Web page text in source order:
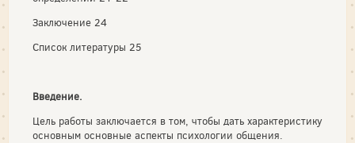
Заключение 24
Список литературы 25
Введение.
Цель работы заключается в том, чтобы дать характеристику
основным основные аспекты психологии общения.